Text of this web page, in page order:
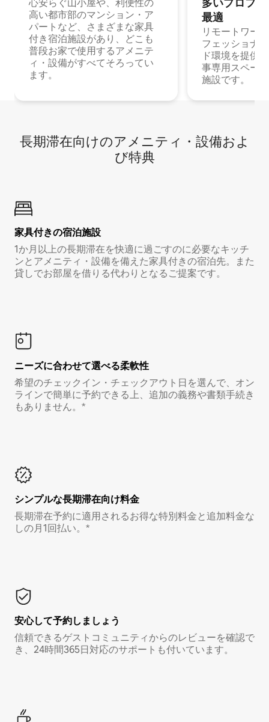
高い都市部のマンション・ア
パートなど、さまざまな家具
付き宿泊施設があり、どこも
普段お家で使用するアメニテ
ィ・設備がすべてそろってい
ます。
最⁠適
リモートワー
フェッショナ
ド環境を提供
事専用スペー
施設です。
長期滞在向け⁠のア⁠メ⁠ニ⁠テ⁠ィ⁠・設⁠備⁠およ
び特⁠典
家具付き⁠の宿⁠泊⁠施⁠設
1か月以上の長期滞在を快適に過ごすのに必要なキッチ
ンとアメニティ・設備を備えた家具付きの宿泊先。また
貸しでお部屋を借りる代わりとなるご提案です。
ニーズに合わせて選べる柔軟性
希望のチェックイン・チェックアウト日を選んで、オン
ラインで簡単に予約できる上、追加の義務や書類手続き
もありません。*
シンプルな長期滞在向け料金
長期滞在予約に適用されるお得な特別料金と追加料金な
しの月1回払い。*
安心して予約しましょう
信頼できるゲストコミュニティからのレビューを確認で
き、24時間365日対応のサポートも付いています。